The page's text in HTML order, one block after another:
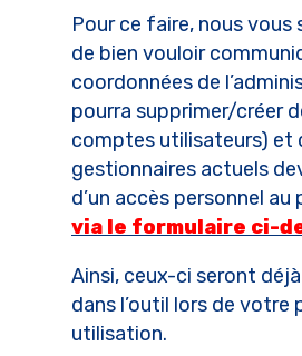
Pour ce faire, nous vous
de bien vouloir
coordonnées de
pourra supprimer/créer
comptes utilisateurs) et
gestionnaires actuels
d’un accès personnel au
via le formulaire ci-
Ainsi, ceux-ci seront
dans l’outil lors de votre
utilisation.